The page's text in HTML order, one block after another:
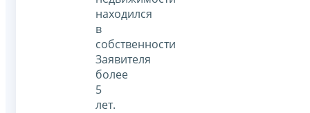
находился
в
собственности
Заявителя
более
5
лет.